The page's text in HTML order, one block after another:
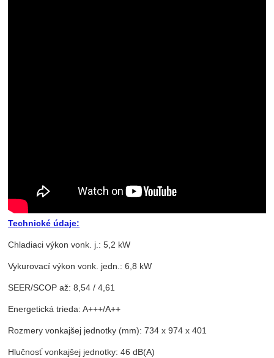
Technické údaje:
Chladiaci výkon vonk. j.: 5,2 kW
Vykurovací výkon vonk. jedn.: 6,8 kW
SEER/SCOP až: 8,54 / 4,61
Energetická trieda: A+++/A++
Rozmery vonkajšej jednotky (mm): 734 x 974 x 401
Hlučnosť vonkajšej jednotky: 46 dB(A)